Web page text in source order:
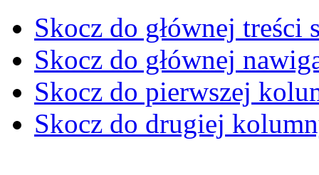
Skocz do głównej treści
Skocz do głównej
Skocz do pierwszej
Skocz do drugiej